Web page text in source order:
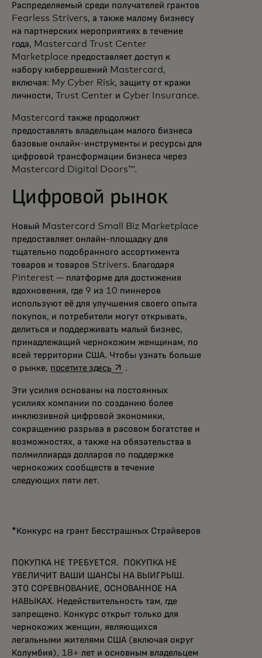
Распределяемый среди получателей грантов
Fearless Strivers, а также малому бизнесу
на партнерских мероприятиях в течение
года, Mastercard Trust Center
Marketplace предоставляет доступ к
набору киберрешений Mastercard,
включая: My Cyber Risk, защиту от кражи
личности, Trust Center и Cyber Insurance.
Mastercard также продолжит
предоставлять владельцам малого бизнеса
базовые онлайн-инструменты и ресурсы для
цифровой трансформации бизнеса через
Mastercard Digital Doors™.
Цифровой рынок
Новый Mastercard Small Biz Marketplace
предоставляет онлайн-площадку для
тщательно подобранного ассортимента
товаров и товаров Strivers. Благодаря
Pinterest — платформе для достижения
вдохновения, где 9 из 10 пиннеров
используют её для улучшения своего опыта
покупок, и потребители могут открывать,
делиться и поддерживать малый бизнес,
принадлежащий чернокожим женщинам, по
всей территории США. Чтобы узнать больше
о рынке, посетите здесьopens in a new tab
.
Эти усилия основаны на постоянных
усилиях компании по созданию более
инклюзивной цифровой экономики,
сокращению разрыва в расовом богатстве и
возможностях, а также на обязательства в
полмиллиарда долларов по поддержке
чернокожих сообществ в течение
следующих пяти лет.
*Конкурс на грант Бесстрашных Страйверов
ПОКУПКА НЕ ТРЕБУЕТСЯ. ПОКУПКА НЕ
УВЕЛИЧИТ ВАШИ ШАНСЫ НА ВЫИГРЫШ.
ЭТО СОРЕВНОВАНИЕ, ОСНОВАННОЕ НА
НАВЫКАХ. Недействительность там, где
запрещено. Конкурс открыт только для
чернокожих женщин, являющихся
легальными жителями США (включая округ
Колумбия), 18+ лет и основным владельцем